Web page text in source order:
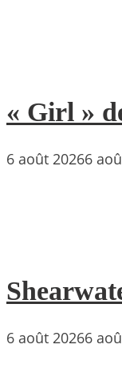
« Girl »
6 août 20266
6 août 20266